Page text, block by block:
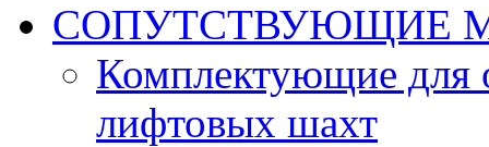
CОПУТСТВУЮЩИЕ
Комплектующие для
лифтовых шахт